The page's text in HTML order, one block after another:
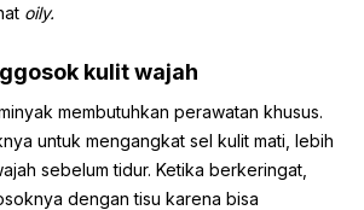
oily.
kulit wajah
membutuhkan perawatan khusus.
untuk mengangkat sel kulit mati, lebih
sebelum tidur. Ketika berkeringat,
dengan tisu karena bisa